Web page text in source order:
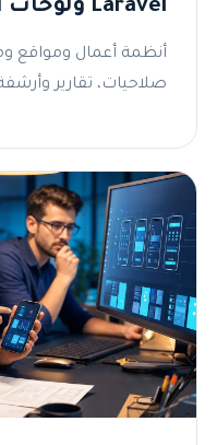
Laravel ولوحات التحكم
أنظمة أعمال ومواقع
صلاحيات، تقارير